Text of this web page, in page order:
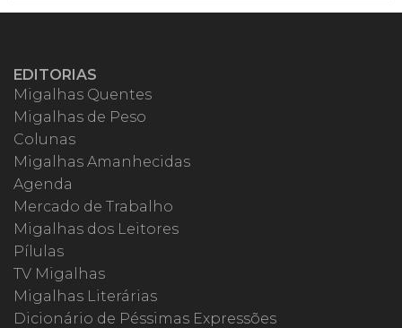
EDITORIAS
Migalhas Quentes
Migalhas de Peso
Colunas
Migalhas Amanhecidas
Agenda
Mercado de Trabalho
Migalhas dos Leitores
Pílulas
TV Migalhas
Migalhas Literárias
Dicionário de Péssimas Expressões